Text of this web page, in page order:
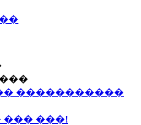
�����������
��� ���!